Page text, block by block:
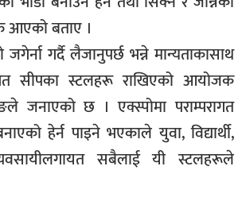
आएको बताए ।
जगेर्ना गर्दै लैजानुपर्छ भन्ने मान्यताकासाथ
सीपका स्टलहरू राखिएको आयोजक
जनाएको छ । एक्स्पोमा पराम्परागत
हेर्न पाइने भएकाले युवा, विद्यार्थी,
सबैलाई यी स्टलहरूले